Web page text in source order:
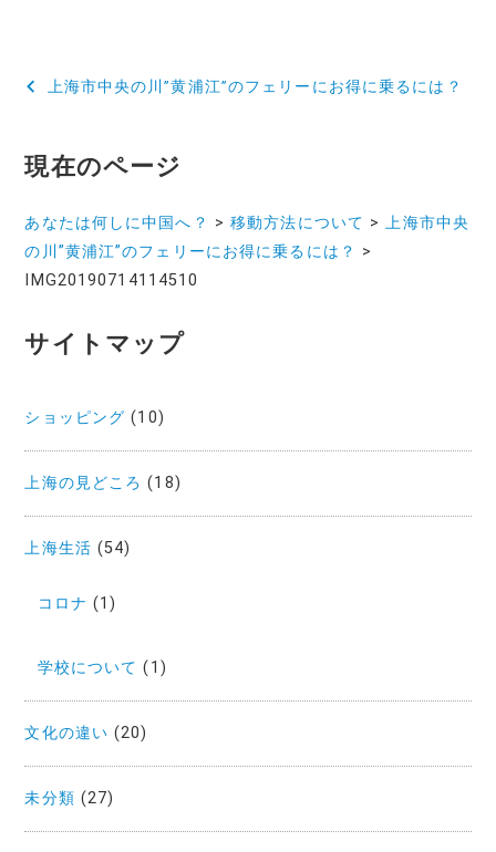
投
ナ
ゲ
ー
ョ
上海市中央の川”黄浦江”のフェリーにお得に乗るには？
現在のページ
あなたは何しに中国へ？ >移動方法について >上海市中央
の川”黄浦江”のフェリーにお得に乗るには？ >
IMG20190714114510
サイトマップ
ショッピング (10)
上海の見どころ (18)
上海生活 (54)
コロナ (1)
学校について (1)
文化の違い (20)
未分類 (27)